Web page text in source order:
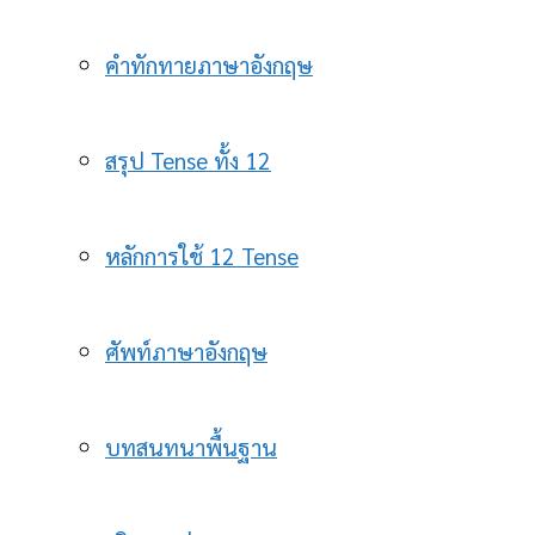
คำทักทายภาษาอังกฤษ
สรุป Tense ทั้ง 12
หลักการใช้ 12 Tense
ศัพท์ภาษาอังกฤษ
บทสนทนาพื้นฐาน